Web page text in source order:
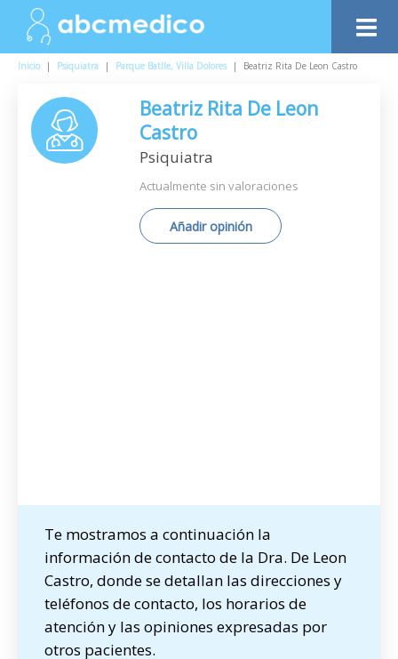
Inicio | Psiquiatra | Parque Batlle, Villa Dolores | Beatriz Rita De Leon Castro
Beatriz Rita De Leon
Castro
Psiquiatra
Actualmente sin valoraciones
Añadir opinión
Te mostramos a continuación la
información de contacto de la Dra. De Leon
Castro, donde se detallan las direcciones y
teléfonos de contacto, los horarios de
atención y las opiniones expresadas por
otros pacientes.